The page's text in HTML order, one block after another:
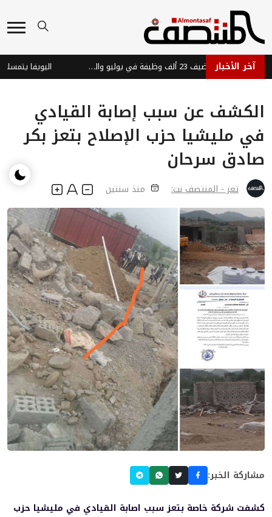
آخر الأخبار الاقتصاد الأمريكي يضيف 23 ألف وظيفة في يوليو والبطالة تتراجع إلى 4.1% اليويفا يتمسك
الكشف عن سبب إصابة القيادي
في مليشيا حزب الإصلاح بتعز بكر
صادق سرحان
تعز - المنتصف نت: منذ سنتين
مشاركة الخبر:
كشفت شركة خاصة بتعز سبب اصابة القيادي في مليشيا حزب